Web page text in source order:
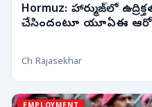
Hormuz: హార్ముజ్‌లో
చేసిందంటూ యూఏఈ
Ch Rajasekhar